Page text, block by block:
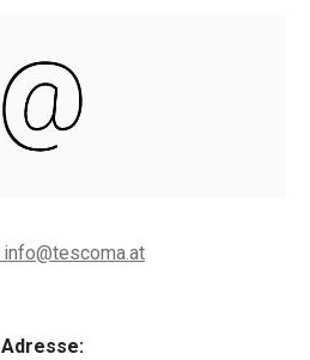
info@tescoma.at
Adresse: